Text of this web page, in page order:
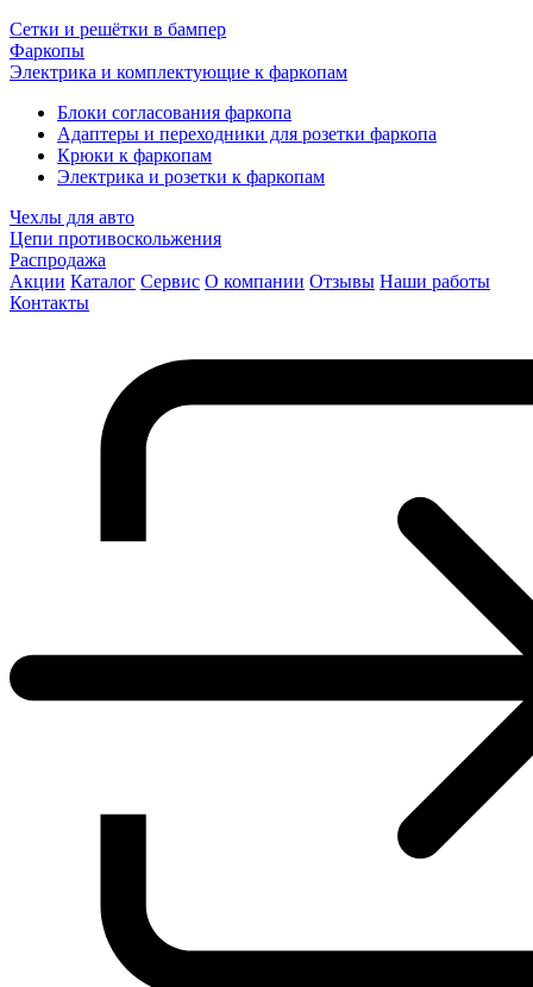
Сетки и решётки в бампер
Фаркопы
Электрика и комплектующие к фаркопам
Блоки согласования фаркопа
Адаптеры и переходники для розетки фаркопа
Крюки к фаркопам
Электрика и розетки к фаркопам
Чехлы для авто
Цепи противоскольжения
Распродажа
Акции Каталог Сервис О компании Отзывы Наши работы
Контакты